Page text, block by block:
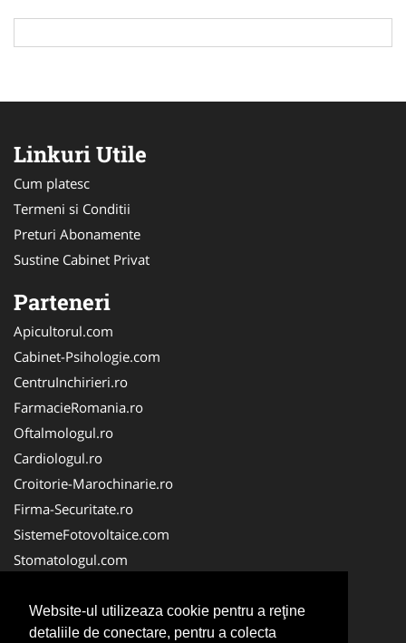
Website-ul utilizeaza cookie pentru a reţine
detaliile de conectare, pentru a colecta
Linkuri Utile
Cum platesc
Termeni si Conditii
Preturi Abonamente
Sustine Cabinet Privat
Parteneri
Apicultorul.com
Cabinet-Psihologie.com
CentruInchirieri.ro
FarmacieRomania.ro
Oftalmologul.ro
Cardiologul.ro
Croitorie-Marochinarie.ro
Firma-Securitate.ro
SistemeFotovoltaice.com
Stomatologul.com
Birouri-Cadastru.ro
Cabinet-Individual.ro